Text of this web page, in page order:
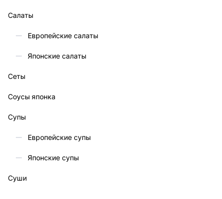
Салаты
Европейские салаты
Японские салаты
Сеты
Соусы японка
Супы
Европейские супы
Японские супы
Суши